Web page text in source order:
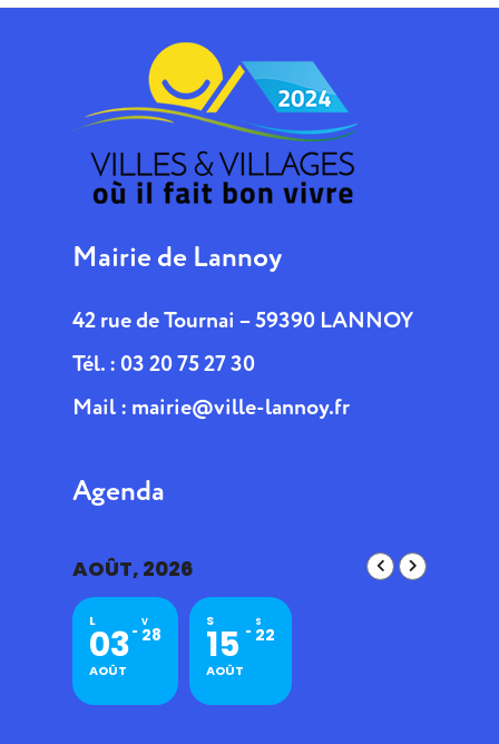
Mairie de Lannoy
42 rue de Tournai – 59390 LANNOY
Tél. : 03 20 75 27 30
Mail : mairie@ville-lannoy.fr
Agenda
AOÛT, 2026
L
03
AOÛT
V
28
S
15
AOÛT
S
22